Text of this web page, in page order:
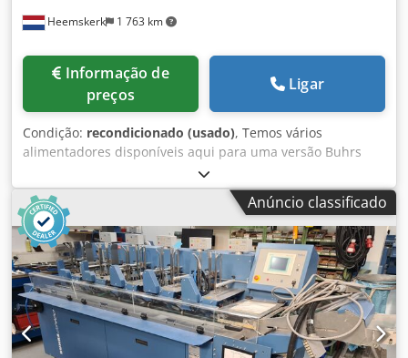
Heemskerk 1 763 km
preços
Ligar
Condição: recondicionado (usado), Temos vários
alimentadores disponíveis aqui para uma versão Buhrs
ITM BB300-er 8 e 10K. Dsdpfstuk Rbjx Agdewa Alimentador
deslizante AS25 versão 8K e 10K Alimentador de rotação
AT25 para a versão 8K e 10K Contacte-nos e diga-nos o que
precisa. Temos a certeza de que temos a solução certa
para si!
Anúncio classificado